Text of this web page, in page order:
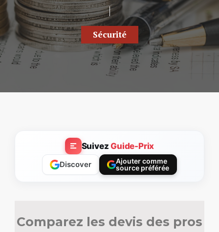
Sécurité
SuivezGuide-Prix
Discover
Ajouter comme
source préférée
Comparez les devis des pros